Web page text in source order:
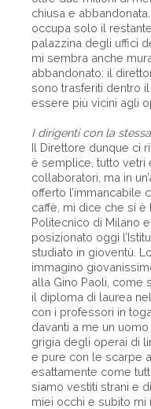
chiusa e
occupa solo il
palazzina degli uffici
mi sembra anche
abbandonato: il
sono trasferiti dentro
essere più vicini agli
I dirigenti con la
Il Direttore dunque ci
è semplice, tutto
collaboratori, ma in
offerto l’immancabile
caffè, mi dice che si è
Politecnico di Milano
posizionato oggi
studiato in gioventù.
immagino
alla Gino Paoli, come
il diploma di laurea
con i professori in
davanti a me un
grigia degli operai di
e pure con le scarpe
esattamente come
siamo vestiti strani e
miei occhi e subito mi